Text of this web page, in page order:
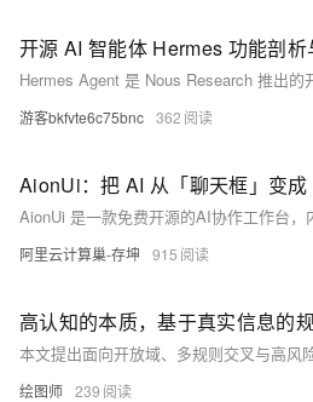
开源 AI 智能体 Hermes 功能剖
游客bkfvte6c75bnc 362
阿里云计算巢-存坤 915
绘图师 239